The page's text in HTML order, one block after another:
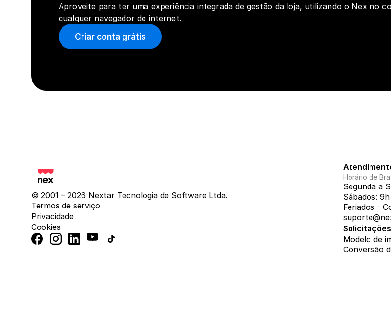
Aproveite para ter uma experiência integrada de gestão da loja, utilizando o Nex no
qualquer navegador de internet.
Criar conta grátis
© 2001 – 2026 Nextar Tecnologia de Software Ltda.
Termos de serviço
Privacidade
Cookies
Horário de
Segunda a
Sábados:
Feriados -
Solicitações
Modelo de
Conversão